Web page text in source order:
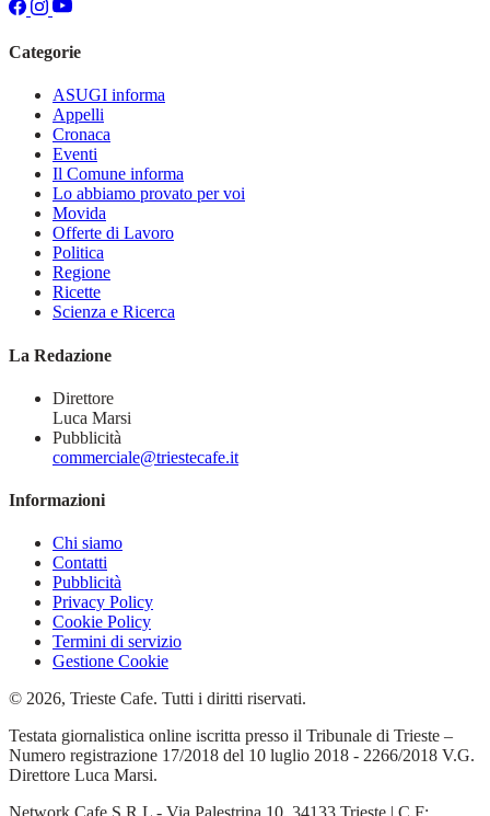
Categorie
ASUGI informa
Appelli
Cronaca
Eventi
Il Comune informa
Lo abbiamo provato per voi
Movida
Offerte di Lavoro
Politica
Regione
Ricette
Scienza e Ricerca
La Redazione
Direttore
Luca Marsi
Pubblicità
commerciale@triestecafe.it
Informazioni
Chi siamo
Contatti
Pubblicità
Privacy Policy
Cookie Policy
Termini di servizio
Gestione Cookie
© 2026, Trieste Cafe. Tutti i diritti riservati.
Testata giornalistica online iscritta presso il Tribunale di Trieste –
Numero registrazione 17/2018 del 10 luglio 2018 - 2266/2018 V.G.
Direttore Luca Marsi.